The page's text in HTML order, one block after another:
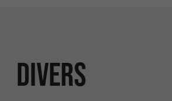
Divers